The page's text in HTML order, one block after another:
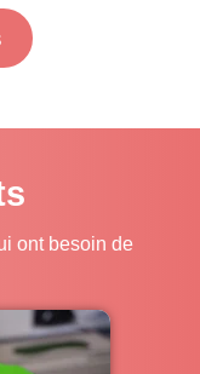
ont besoin de